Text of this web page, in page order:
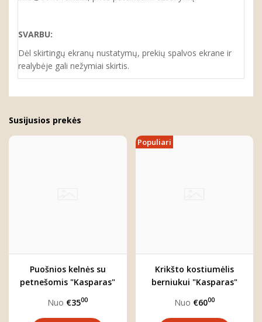
SVARBU:
Dėl skirtingų ekranų nustatymų, prekių spalvos ekrane ir
realybėje gali nežymiai skirtis.
Susijusios prekės
Puošnios kelnės su
petnešomis "Kasparas"
Nuo €3500
Populiari
Krikšto kostiumėlis
berniukui "Kasparas"
Nuo €6000